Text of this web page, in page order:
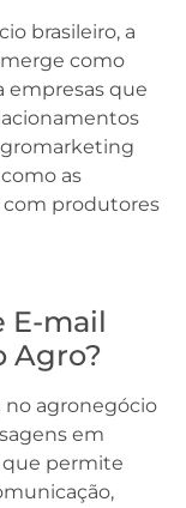
brasileiro, a
como
empresas que
as
com produtores
E-mail
Agro?
agronegócio
em
que permite